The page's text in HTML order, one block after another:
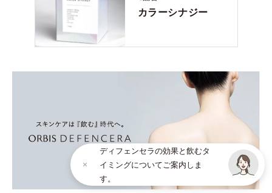
カラーシナジー
ディフェンセラの効果と飲むタ
イミングについてご案内しま
す。